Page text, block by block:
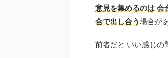
意見を集めるのは 会
合で出し合う場合が
前者だと いい感じの